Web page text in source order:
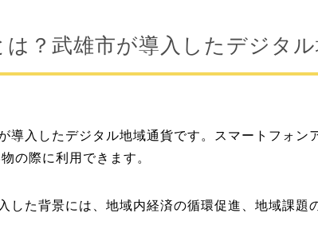
は？武雄市が導入したデジタ
導入したデジタル地域通貨です。スマートフォ
の際に利用できます。
した背景には、地域内経済の循環促進、地域課題